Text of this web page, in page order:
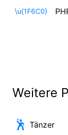
\u{1F6C0}
Weitere
🕺 Tänzer